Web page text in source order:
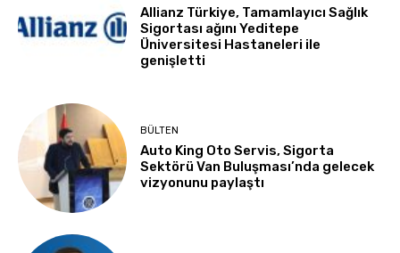
Allianz Türkiye, Tamamlayıcı Sağlık
Sigortası ağını Yeditepe
Üniversitesi Hastaneleri ile
genişletti
BÜLTEN
Auto King Oto Servis, Sigorta
Sektörü Van Buluşması’nda gelecek
vizyonunu paylaştı